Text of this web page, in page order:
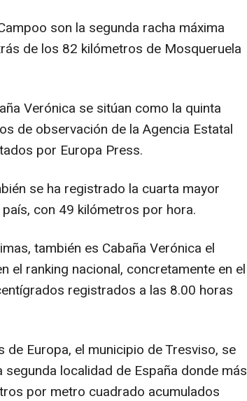
son la segunda racha máxima
de los 82 kilómetros de Mosqueruela
Verónica se sitúan como la quinta
de observación de la Agencia Estatal
por Europa Press.
se ha registrado la cuarta mayor
con 49 kilómetros por hora.
también es Cabaña Verónica el
el ranking nacional, concretamente en el
registrados a las 8.00 horas
Europa, el municipio de Tresviso, se
localidad de España donde más
por metro cuadrado acumulados